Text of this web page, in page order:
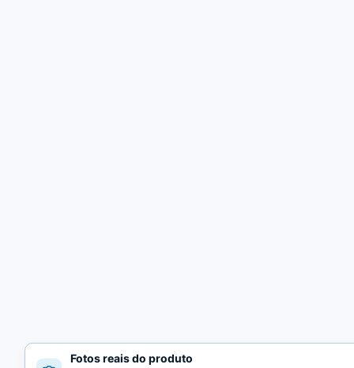
Fotos reais do produto